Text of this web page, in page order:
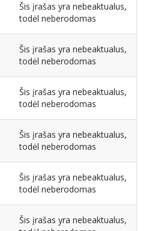
Šis įrašas yra nebeaktualus,
todėl neberodomas
Šis įrašas yra nebeaktualus,
todėl neberodomas
Šis įrašas yra nebeaktualus,
todėl neberodomas
Šis įrašas yra nebeaktualus,
todėl neberodomas
Šis įrašas yra nebeaktualus,
todėl neberodomas
Šis įrašas yra nebeaktualus,